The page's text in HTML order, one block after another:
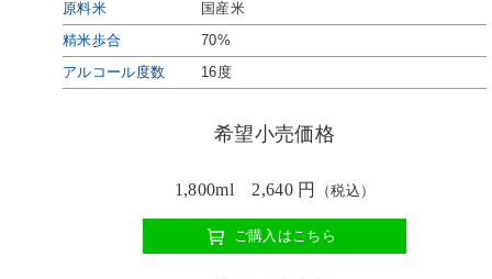
原料米 国産米
精米歩合 70%
アルコール度数 16度
希望小売価格
1,800ml 2,640 円 （税込）
ご購入はこちら